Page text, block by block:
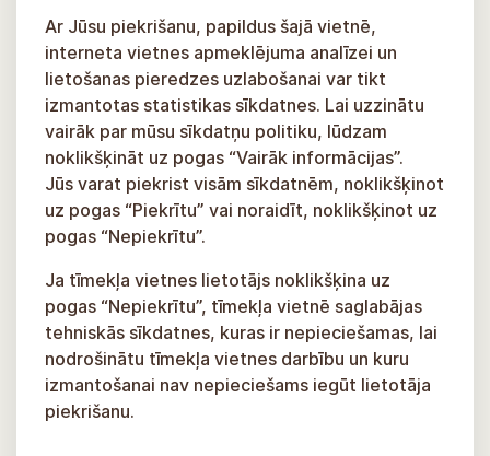
Ar Jūsu piekrišanu, papildus šajā vietnē,
interneta vietnes apmeklējuma analīzei un
lietošanas pieredzes uzlabošanai var tikt
izmantotas statistikas sīkdatnes. Lai uzzinātu
vairāk par mūsu sīkdatņu politiku, lūdzam
noklikšķināt uz pogas “Vairāk informācijas”.
Jūs varat piekrist visām sīkdatnēm, noklikšķinot
uz pogas “Piekrītu” vai noraidīt, noklikšķinot uz
pogas “Nepiekrītu”.
Ja tīmekļa vietnes lietotājs noklikšķina uz
pogas “Nepiekrītu”, tīmekļa vietnē saglabājas
tehniskās sīkdatnes, kuras ir nepieciešamas, lai
nodrošinātu tīmekļa vietnes darbību un kuru
izmantošanai nav nepieciešams iegūt lietotāja
piekrišanu.